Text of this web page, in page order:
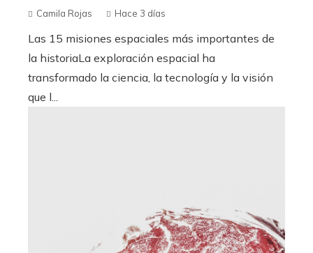
Camila Rojas Hace 3 días
Las 15 misiones espaciales más importantes de
la historiaLa exploración espacial ha
transformado la ciencia, la tecnología y la visión
que l...